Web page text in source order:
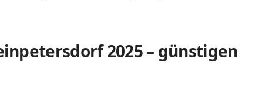
2025 – günstigen